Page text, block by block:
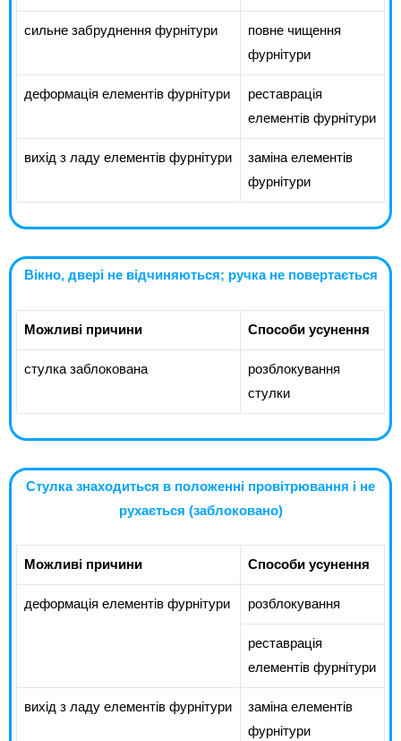
сильне забруднення фурнітури
повне чищення
фурнітури
деформація елементів фурнітури
реставрація
елементів фурнітури
вихід з ладу елементів фурнітури
заміна елементів
фурнітури
Вікно, двері не відчиняються; ручка не повертається
Можливі причини Способи усунення
стулка заблокована
розблокування
стулки
Стулка знаходиться в положенні провітрювання і не
рухається (заблоковано)
Можливі причини Способи усунення
деформація елементів фурнітури розблокування
реставрація
елементів фурнітури
вихід з ладу елементів фурнітури
заміна елементів
фурнітури